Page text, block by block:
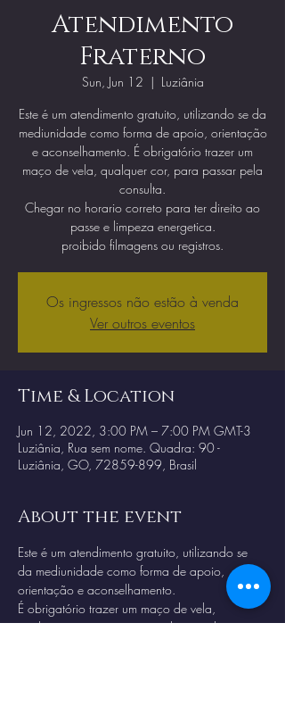
Atendimento
Fraterno
Sun, Jun 12
  |
Luziânia
Este é um atendimento gratuito, utilizando se da
mediunidade como forma de apoio, orientação
e aconselhamento. É obrigatório trazer um
maço de vela, qualquer cor, para passar pela
consulta.
Chegar no horario correto para ter direito ao
passe e limpeza energetica.
proibido filmagens ou registros.
Os ingressos não estão à venda
Ver outros eventos
Time & Location
Jun 12, 2022, 3:00 PM – 7:00 PM GMT-3
Luziânia, Rua sem nome. Quadra: 90 -
Luziânia, GO, 72859-899, Brasil
About the event
Este é um atendimento gratuito, utilizando se
da mediunidade como forma de apoio,
orientação e aconselhamento.
É obrigatório trazer um maço de vela,
qualquer cor, para passar pela consulta.